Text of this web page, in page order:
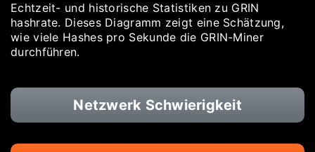
Echtzeit- und historische Statistiken zu GRIN
hashrate. Dieses Diagramm zeigt eine Schätzung,
wie viele Hashes pro Sekunde die GRIN-Miner
durchführen.
Netzwerk Schwierigkeit